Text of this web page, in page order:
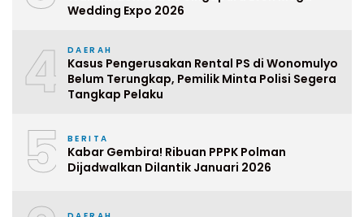
Wedding Expo 2026
4 DAERAH
Kasus Pengerusakan Rental PS di Wonomulyo
Belum Terungkap, Pemilik Minta Polisi Segera
Tangkap Pelaku
5 BERITA
Kabar Gembira! Ribuan PPPK Polman
Dijadwalkan Dilantik Januari 2026